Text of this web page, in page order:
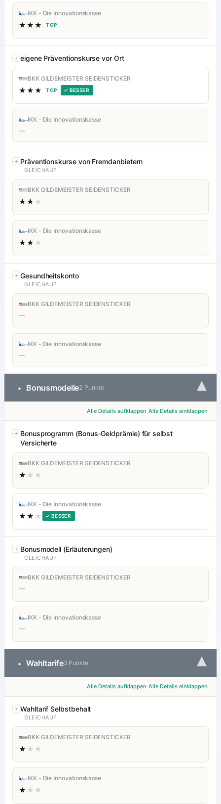
IKK - Die Innovationskasse
★★★ TOP
eigene Präventionskurse vor Ort
BKK GILDEMEISTER SEIDENSTICKER
★★★ TOP ✓ BESSER
IKK - Die Innovationskasse
—
Präventionskurse von Fremdanbietern
GLEICHAUF
BKK GILDEMEISTER SEIDENSTICKER
★★ ★
IKK - Die Innovationskasse
★★ ★
Gesundheitskonto
GLEICHAUF
BKK GILDEMEISTER SEIDENSTICKER
—
IKK - Die Innovationskasse
—
• Bonusmodelle2 Punkte ▾
Alle Details aufklappen Alle Details einklappen
Bonusprogramm (Bonus-Geldprämie) für selbst
Versicherte
BKK GILDEMEISTER SEIDENSTICKER
★ ★★
IKK - Die Innovationskasse
★★ ★ ✓ BESSER
Bonusmodell (Erläuterungen)
GLEICHAUF
BKK GILDEMEISTER SEIDENSTICKER
—
IKK - Die Innovationskasse
—
• Wahltarife3 Punkte ▾
Alle Details aufklappen Alle Details einklappen
Wahltarif Selbstbehalt
GLEICHAUF
BKK GILDEMEISTER SEIDENSTICKER
★ ★★
IKK - Die Innovationskasse
★ ★★